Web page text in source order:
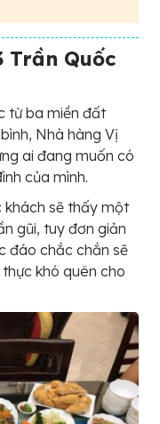
Trần Quốc
từ ba miền đất
Nhà hàng Vị
ai đang muốn có
của mình.
khách sẽ thấy một
gũi, tuy đơn giản
đáo chắc chắn sẽ
khó quên cho